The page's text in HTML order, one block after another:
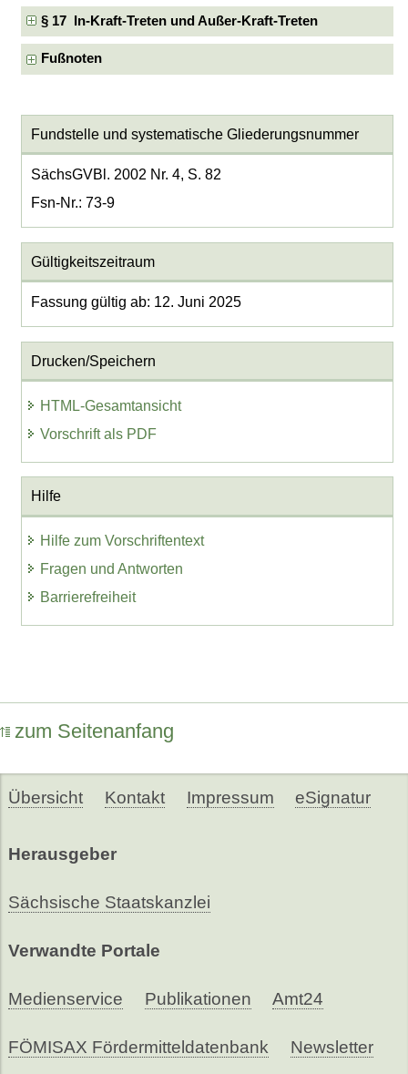
§ 17 In-Kraft-Treten und Außer-Kraft-Treten
Fußnoten
Fundstelle und systematische Gliederungsnummer
SächsGVBl. 2002 Nr. 4, S. 82
Fsn-Nr.: 73-9
Gültigkeitszeitraum
Fassung gültig ab: 12. Juni 2025
Drucken/Speichern
HTML-Gesamtansicht
Vorschrift als PDF
Hilfe
Hilfe zum Vorschriftentext
Fragen und Antworten
Barrierefreiheit
zum Seitenanfang
Übersicht Kontakt Impressum eSignatur
Herausgeber
Sächsische Staatskanzlei
Verwandte Portale
Medienservice Publikationen Amt24
FÖMISAX Fördermitteldatenbank Newsletter